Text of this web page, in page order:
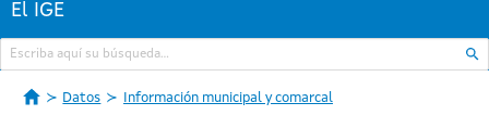
El IGE
Datos Información municipal y comarcal